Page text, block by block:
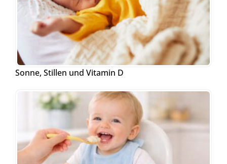
Sonne, Stillen und Vitamin D